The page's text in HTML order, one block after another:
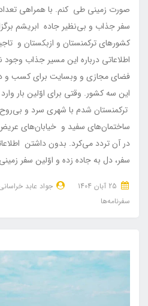
صورت زمینی طی کنم. با همراهی
سفر جذاب و بی‌نظیر جاده ابریشم
کشورهای ترکمنستان و ازبکستان و
اطلاعاتی درباره این مسیر جذاب
فضای مجازی و وبسایت برای کسب و
این سه کشور. وقتی برای اوّلین بار
ترکمنستان شدم با شهری سرد و
ساختمان‌های سفید و خیابان‌های
در آن تردد می‌کرد. بدون داشتن
سفر، دل به جاده زده و اوّلین سفر
جواد عابد
سفرنامه‌ها